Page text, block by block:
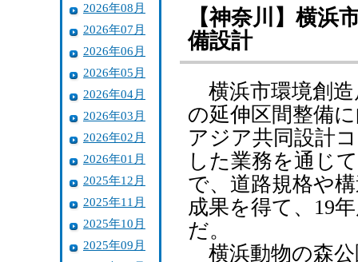
2026年08月
2026年07月
2026年06月
2026年05月
2026年04月
2026年03月
2026年02月
2026年01月
2025年12月
2025年11月
2025年10月
2025年09月
【神奈川】横
備設計
横浜市環境創造
の延伸区間整備
アジア共同設計
した業務を通じ
で、道路規格や
成果を得て、19
だ。
横浜動物の森公